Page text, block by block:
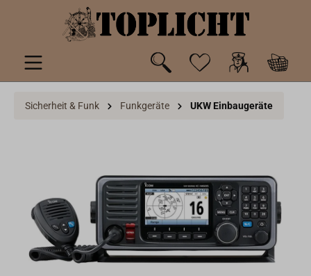
springen
Sicherheit & Funk Funkgeräte UKW Einbaugeräte